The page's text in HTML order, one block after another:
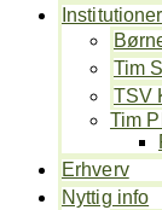
Institutioner
Tim
TSV
Tim
Erhverv
Nyttig info